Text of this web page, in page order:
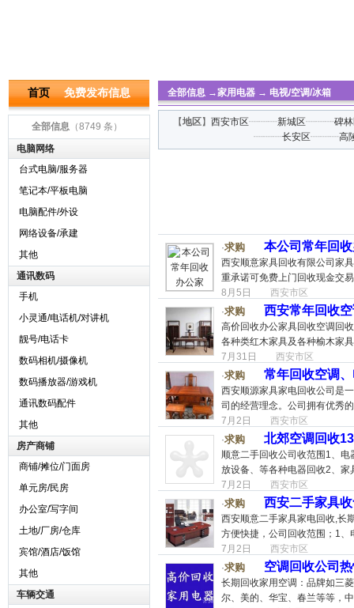
首页 免费发布信息
全部信息 （8749 条）
电脑网络
台式电脑/服务器
笔记本/平板电脑
电脑配件/外设
网络设备/承建
其他
通讯数码
手机
小灵通/电话机/对讲机
靓号/电话卡
数码相机/摄像机
数码播放器/游戏机
通讯数码配件
其他
房产商铺
商铺/摊位/门面房
单元房/民房
办公室/写字间
土地/厂房/仓库
宾馆/酒店/饭馆
其他
车辆交通
全部信息 →家用电器 → 电视/空调/冰箱
【地区】 西安市区┈┈┈新城区┈┈┈碑
┈┈┈长安区┈┈┈高
·求购 本公司常年回
西安顺意家具回收有限公司家
重承诺可免费上门回收现金交
8月5日
西安市区
·求购 西安常年回收
高价回收办公家具回收空调回
各种类红木家具及各种榆木家
7月31日
西安市区
·求购 常年回收空调
西安顺源家具家电回收公司是
司的经营理念。公司拥有优秀
7月2日
西安市区
·求购 北郊空调回收
顺意二手回收公司收范围 ​1、
放设备、等各种电器回收2、
7月2日
西安市区
·求购 西安二手家具
西安顺意二手家具家电回收,长
方便快捷，公司回收范围；1
7月2日
西安市区
·求购 空调回收公司
长期回收家用空调：品牌如三
尔、美的、华宝、春兰等等，